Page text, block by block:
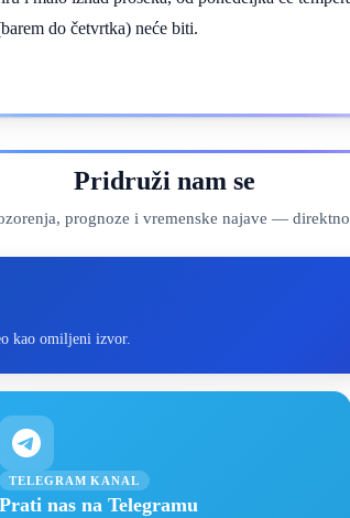
do četvrtka) neće biti.
Pridruži nam se
prognoze i vremenske najave —
kao omiljeni izvor.
TELEGRAM KANAL
Prati nas na Telegramu